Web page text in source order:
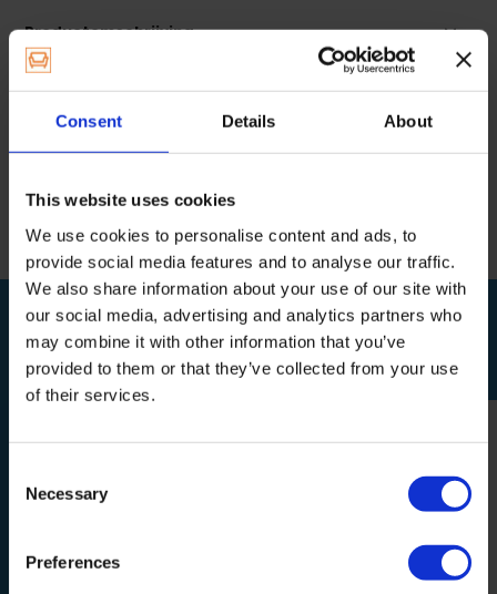
Consent Details About
This website uses cookies
We use cookies to personalise content and ads, to
provide social media features and to analyse our traffic.
We also share information about your use of our site with
our social media, advertising and analytics partners who
may combine it with other information that you’ve
provided to them or that they’ve collected from your use
of their services.
Selection
Necessary
Preferences
Productomschrijving
Specificaties
Delen
BEKIJK OOK
Relevante producten
Wood Greenfix
10,95